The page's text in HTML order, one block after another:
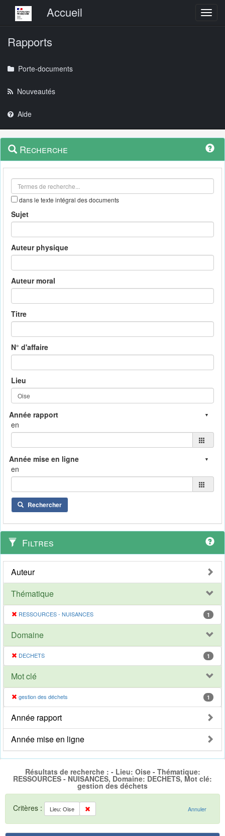
Menu principalAccueil
Rapports
Porte-documents
Nouveautés
Aide
Navigation
outils
Menu
contextuel
Recherche
dans le texte intégral des documents
Sujet
Auteur physique
Auteur moral
Titre
N° d'affaire
Lieu
en
en
Rechercher
Filtres
Auteur
Thématique
RESSOURCES - NUISANCES 1
Domaine
DECHETS 1
Mot clé
gestion des déchets 1
Année rapport
Année mise en ligne
Résultats de recherche : - Lieu: Oise - Thématique:
RESSOURCES - NUISANCES, Domaine: DECHETS, Mot clé:
gestion des déchets
Critères : Lieu: Oise Annuler